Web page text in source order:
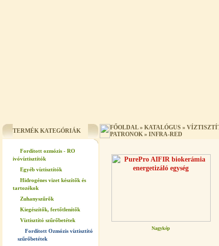
TERMÉK KATEGÓRIÁK
Fordított ozmózis - RO
ivóvíztisztítók
Egyéb víztisztítók
Hidrogénes vizet készítők és
tartozékok
Zuhanyszűrők
Kiegészítők, fertőtlenítők
Víztisztító szűrőbetétek
Fordított Ozmózis víztisztító
szűrőbetétek
FŐOLDAL» KATALÓGUS »
PATRONOK » INFRA-RED
Nagykép